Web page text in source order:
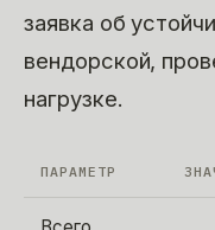
заявка об
вендорской,
нагрузке.
ПАРАМЕТР